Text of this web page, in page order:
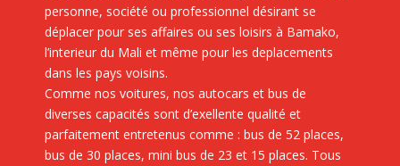
personne, société ou professionnel désirant se
déplacer pour ses affaires ou ses loisirs à Bamako,
l’interieur du Mali et même pour les deplacements
dans les pays voisins.
Comme nos voitures, nos autocars et bus de
diverses capacités sont d’exellente qualité et
parfaitement entretenus comme : bus de 52 places,
bus de 30 places, mini bus de 23 et 15 places. Tous